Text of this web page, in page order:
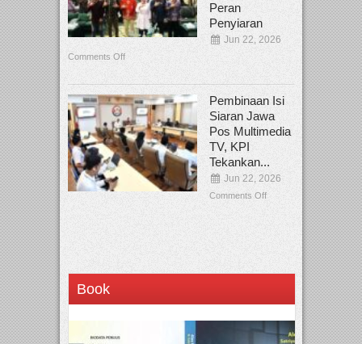
Peran
Penyiaran
Jun 22, 2026
Comments Off
Pembinaan Isi
Siaran Jawa
Pos Multimedia
TV, KPI
Tekankan...
Jun 22, 2026
Comments Off
Book